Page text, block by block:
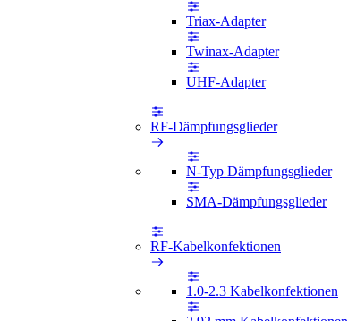
Triax-Adapter
Twinax-Adapter
UHF-Adapter
RF-Dämpfungsglieder
N-Typ Dämpfungsglieder
SMA-Dämpfungsglieder
RF-Kabelkonfektionen
1.0-2.3 Kabelkonfektionen